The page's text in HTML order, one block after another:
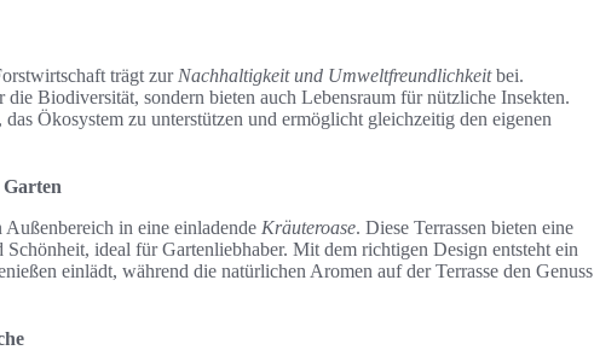
trägt zur Nachhaltigkeit und Umweltfreundlichkeitbei.
die Biodiversität, sondern bieten auch Lebensraum für nützliche Insekten.
Ökosystem zu unterstützen und ermöglicht gleichzeitig den eigenen
in eine einladende Kräuteroase. Diese Terrassen bieten eine
ideal für Gartenliebhaber. Mit dem richtigen Design entsteht ein
einlädt, während die natürlichen Aromen auf der Terrasse den Genuss